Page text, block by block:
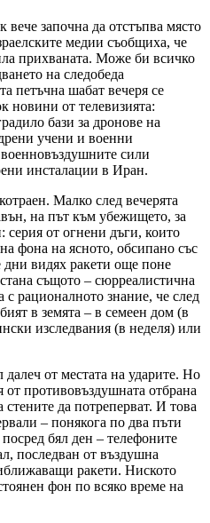
започна да отстъпва място
медии съобщиха, че
прихваната. Може би всичко
на следобеда
петъчна шабат вечеря се
новини от телевизията:
бази за дронове на
учени и военни
сили
инсталации в Иран.
Малко след вечерята
на път към убежището, за
серия от огнени дъги, които
фона на ясното, обсипано със
дни видях ракети още поне
същото – сюрреалистична
с рационалното знание, че след
в земята – в семеен дом (в
изследвания (в неделя) или
от местата на ударите. Но
противовъздушната отбрана
стените да потреперват. И това
– понякога по два пъти
бял ден – телефоните
последван от въздушна
ракети. Ниското
фон по всяко време на